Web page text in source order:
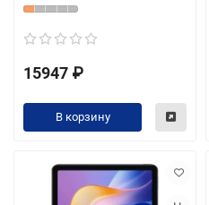
15947 ₽
В корзину